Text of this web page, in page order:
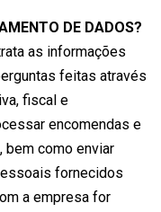
DE DADOS?
as informações
feitas através
fiscal e
encomendas e
bem como enviar
fornecidos
a empresa for